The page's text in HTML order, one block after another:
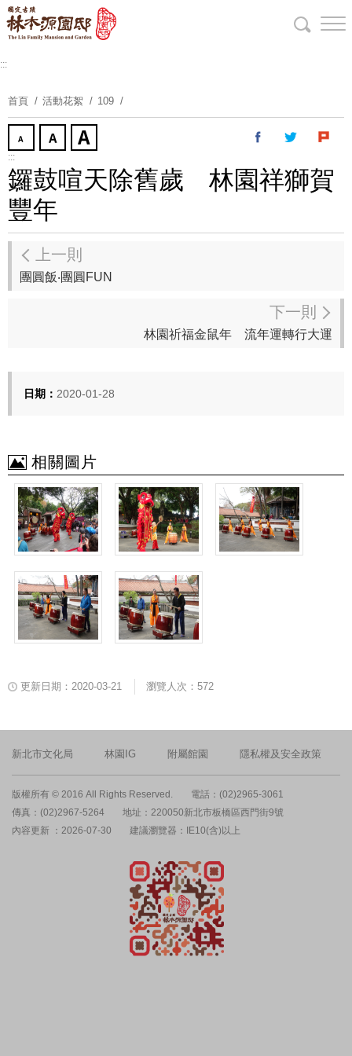
跳
到
要
容
區
:::
首頁 活動花絮 109
:::
鑼鼓喧天除舊歲 林園祥獅賀
豐年
上一則
團圓飯‧團圓FUN
下一則
林園祈福金鼠年 流年運轉行大運
日期： 2020-01-28
相關圖片
更新日期：2020-03-21 瀏覽人次：572
新北市文化局 林園IG 附屬館園 隱私權及安全政策
版權所有 © 2016 All Rights Reserved.
電話：(02)2965-3061
傳真：(02)2967-5264
地址：220050新北市板橋區西門街9號
內容更新 ：2026-07-30
建議瀏覽器：IE10(含)以上